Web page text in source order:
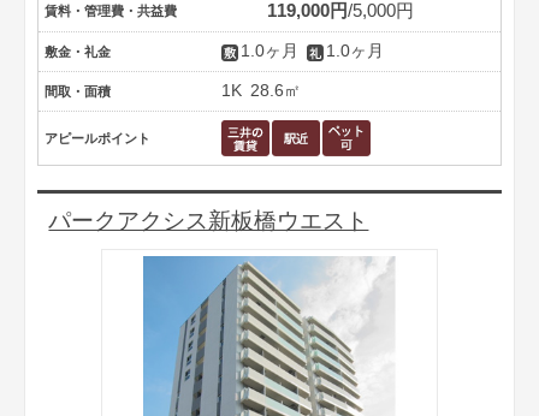
賃料・管理費・共益費 119,000円 5,000円
敷金・礼金 1.0ヶ月 1.0ヶ月
間取・面積 1K 28.6㎡
アピールポイント
パークアクシス新板橋ウエスト